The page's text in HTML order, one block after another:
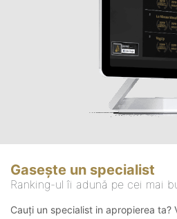
Gasește un specialist
Ranking-ul îi adună pe cei mai
Cauți un specialist in apropierea ta?